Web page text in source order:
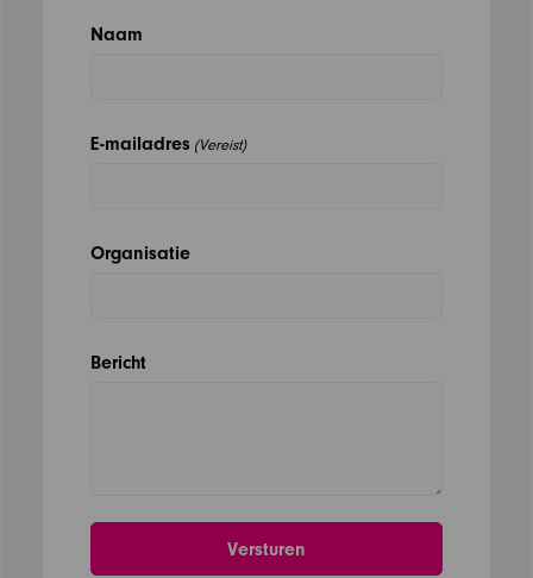
Naam
E-mailadres (Vereist)
Organisatie
Bericht